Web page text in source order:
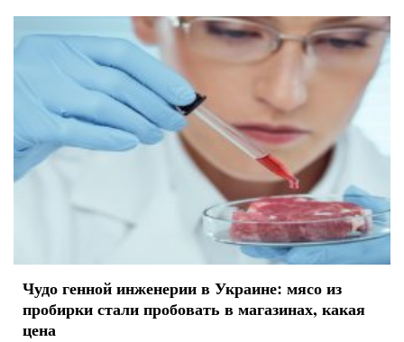
Чудо генной инженерии в Украине: мясо из
пробирки стали пробовать в магазинах, какая
цена